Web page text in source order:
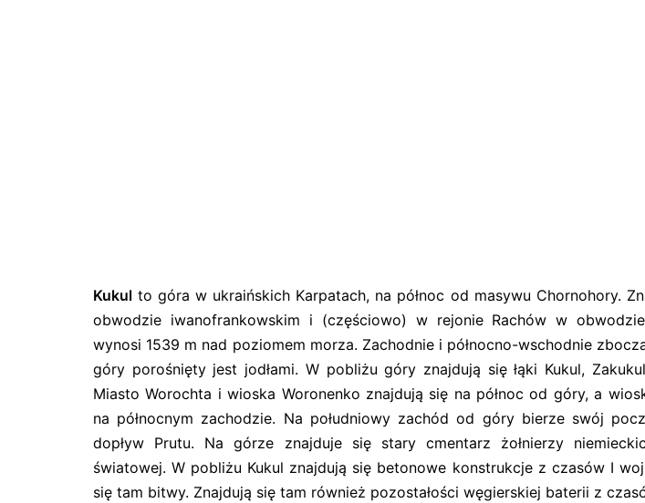
Kukul to góra w ukraińskich Karpatach, na północ od masywu Chornohory.
obwodzie iwanofrankowskim i (częściowo) w rejonie Rachów w
wynosi 1539 m nad poziomem morza. Zachodnie i północno-wschodnie
góry porośnięty jest jodłami. W pobliżu góry znajdują się łąki Kukul,
Miasto Worochta i wioska Woronenko znajdują się na północ od góry, a
na północnym zachodzie. Na południowy zachód od góry bierze swój
dopływ Prutu. Na górze znajduje się stary cmentarz żołnierzy
światowej. W pobliżu Kukul znajdują się betonowe konstrukcje z czasów I
się tam bitwy. Znajdują się tam również pozostałości węgierskiej baterii z